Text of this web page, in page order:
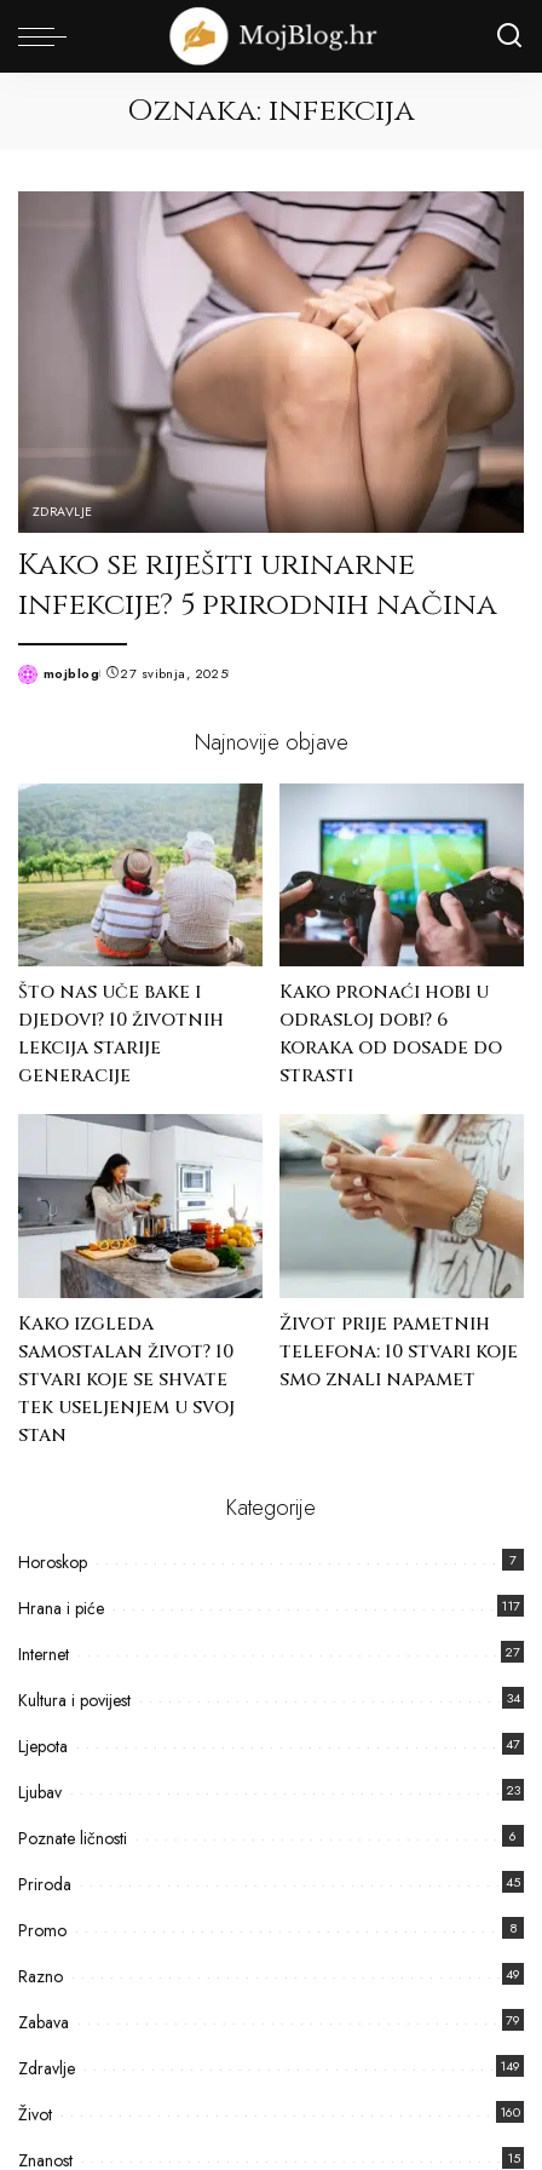
Oznaka: infekcija
ZDRAVLJE
Kako se riješiti urinarne
infekcije? 5 prirodnih načina
Postedmojblog 27 svibnja, 2025
Najnovije objave
Što nas uče bake i
djedovi? 10 životnih
lekcija starije
generacije
Kako pronaći hobi u
odrasloj dobi? 6
koraka od dosade do
strasti
Kako izgleda
samostalan život? 10
stvari koje se shvate
tek useljenjem u svoj
stan
Život prije pametnih
telefona: 10 stvari koje
smo znali napamet
Kategorije
Horoskop 7
Hrana i piće 117
Internet 27
Kultura i povijest 34
Ljepota 47
Ljubav 23
Poznate ličnosti 6
Priroda 45
Promo 8
Razno 49
Zabava 79
Zdravlje 149
Život 160
Znanost 15